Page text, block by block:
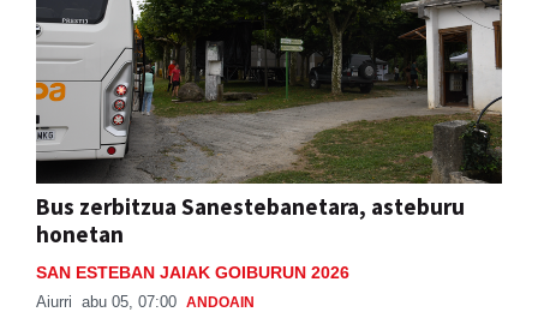
Bus zerbitzua Sanestebanetara, asteburu
honetan
SAN ESTEBAN JAIAK GOIBURUN 2026
Aiurri abu 05, 07:00 ANDOAIN